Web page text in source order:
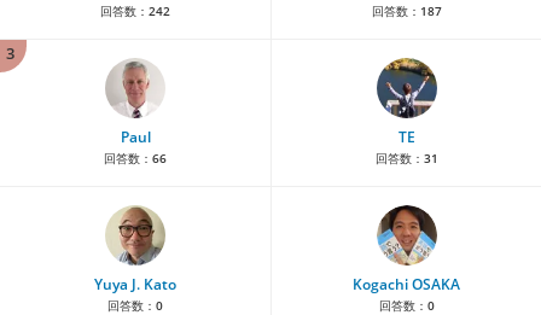
回答数： 242 回答数： 187
3
Paul
回答数： 66
TE
回答数： 31
Yuya J. Kato
回答数： 0
Kogachi OSAKA
回答数： 0